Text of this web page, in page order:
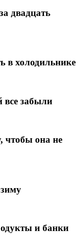
двадцать
в холодильнике
все забыли
чтобы она не
и банки